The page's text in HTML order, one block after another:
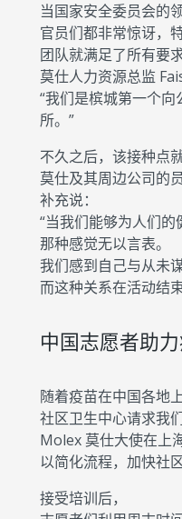
当国家安全委员会的
官员们都非常惊讶，
团队就满足了所有要
莫仕人力资源总监
“我们是槟城第一个
所。”
不久之后，该接种点
莫仕及其周边公司的
补充说：
“当我们能够为人们的
那种感觉无以言表。
我们感到自己与从未
而这种关系在活动结
中国志愿者助
随着疫苗在中国各地上
社区卫生中心请求我
Molex 莫仕大使在上
以简化流程，加快社
接受培训后，